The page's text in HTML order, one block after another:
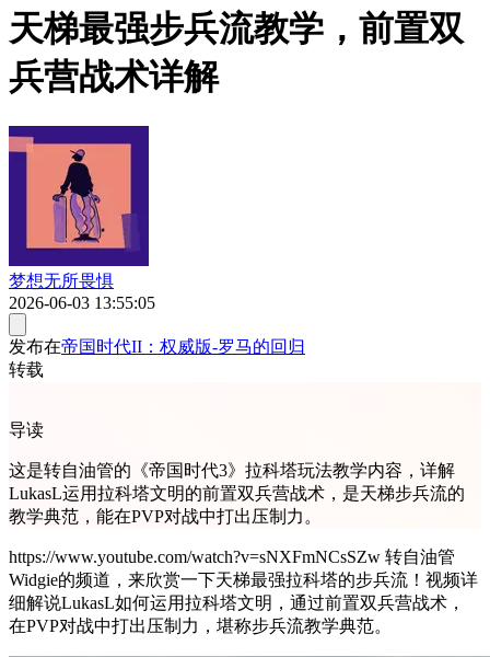
天梯最强步兵流教学，前置双
兵营战术详解
梦想无所畏惧
2026-06-03 13:55:05
发布在帝国时代II：权威版-罗马的回归
转载
导读
这是转自油管的《帝国时代3》拉科塔玩法教学内容，详解
LukasL运用拉科塔文明的前置双兵营战术，是天梯步兵流的
教学典范，能在PVP对战中打出压制力。
https://www.youtube.com/watch?v=sNXFmNCsSZw 转自油管
Widgie的频道，来欣赏一下天梯最强拉科塔的步兵流！视频详
细解说LukasL如何运用拉科塔文明，通过前置双兵营战术，
在PVP对战中打出压制力，堪称步兵流教学典范。